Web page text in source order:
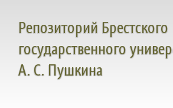
Репозиторий Брестского
государственного
А. С. Пушкина